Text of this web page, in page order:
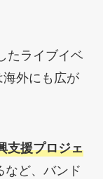
たライブイベ
外にも広が
支援プロジェ
など、バンド